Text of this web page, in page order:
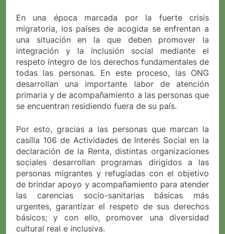
En una época marcada por la fuerte crisis
migratoria, los países de acogida se enfrentan a
una situación en la que deben promover la
integración y la inclusión social mediante el
respeto íntegro de los derechos fundamentales de
todas las personas. En este proceso, las ONG
desarrollan una importante labor de atención
primaria y de acompañamiento a las personas que
se encuentran residiendo fuera de su país.
Por esto, gracias a las personas que marcan la
casilla 106 de Actividades de Interés Social en la
declaración de la Renta, distintas organizaciones
sociales desarrollan programas dirigidos a las
personas migrantes y refugiadas con el objetivo
de brindar apoyo y acompañamiento para atender
las carencias socio-sanitarias básicas más
urgentes, garantizar el respeto de sus derechos
básicos; y con ello, promover una diversidad
cultural real e inclusiva.